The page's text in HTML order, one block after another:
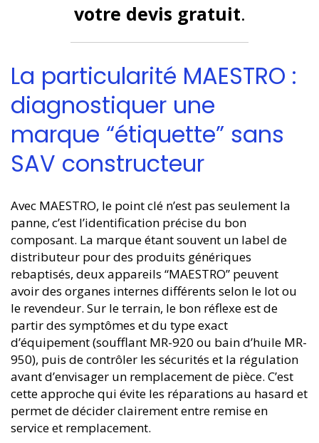
votre devis gratuit.
La particularité MAESTRO :
diagnostiquer une
marque “étiquette” sans
SAV constructeur
Avec MAESTRO, le point clé n’est pas seulement la
panne, c’est l’identification précise du bon
composant. La marque étant souvent un label de
distributeur pour des produits génériques
rebaptisés, deux appareils “MAESTRO” peuvent
avoir des organes internes différents selon le lot ou
le revendeur. Sur le terrain, le bon réflexe est de
partir des symptômes et du type exact
d’équipement (soufflant MR-920 ou bain d’huile MR-
950), puis de contrôler les sécurités et la régulation
avant d’envisager un remplacement de pièce. C’est
cette approche qui évite les réparations au hasard et
permet de décider clairement entre remise en
service et remplacement.